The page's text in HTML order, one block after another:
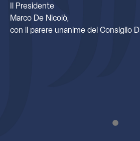
Il Presidente
Marco De Nicolò,
con il parere unanime del Consiglio